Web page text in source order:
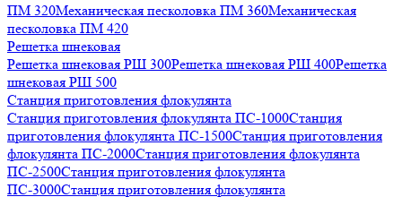
ПM 320Механическая песколовка ПM 360Механическая
песколовка ПM 420
Решетка шнековая
Решетка шнековая РШ 300Решетка шнековая РШ 400Решетка
шнековая РШ 500
Станция приготовления флокулянта
Станция приготовления флокулянта ПС-1000Станция
приготовления флокулянта ПС-1500Станция приготовления
флокулянта ПС-2000Станция приготовления флокулянта
ПС-2500Станция приготовления флокулянта
ПС-3000Станция приготовления флокулянта